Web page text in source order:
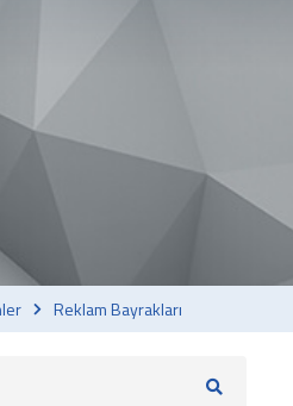
Reklam Bayrakları